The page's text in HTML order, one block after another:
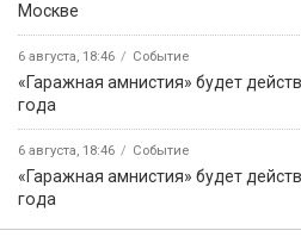
Москве
6 августа, 18:46 Событие
«Гаражная амнистия» будет
года
6 августа, 18:46 Событие
«Гаражная амнистия» будет
года